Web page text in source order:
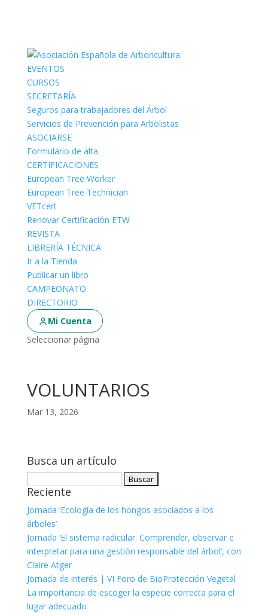
EVENTOS
CURSOS
SECRETARÍA
Seguros para trabajadores del Árbol
Servicios de Prevención para Arbolistas
ASOCIARSE
Formulario de alta
CERTIFICACIONES
European Tree Worker
European Tree Technician
VETcert
Renovar Certificación ETW
REVISTA
LIBRERÍA TÉCNICA
Ir a la Tienda
Publicar un libro
CAMPEONATO
DIRECTORIO
Mi Cuenta
Seleccionar página
VOLUNTARIOS
Mar 13, 2026
Busca un artículo
Reciente
Jornada ‘Ecología de los hongos asociados a los
árboles’
Jornada ‘El sistema radicular. Comprender, observar e
interpretar para una gestión responsable del árbol’, con
Claire Atger
Jornada de interés | VI Foro de BioProtección Vegetal
La importancia de escoger la especie correcta para el
lugar adecuado